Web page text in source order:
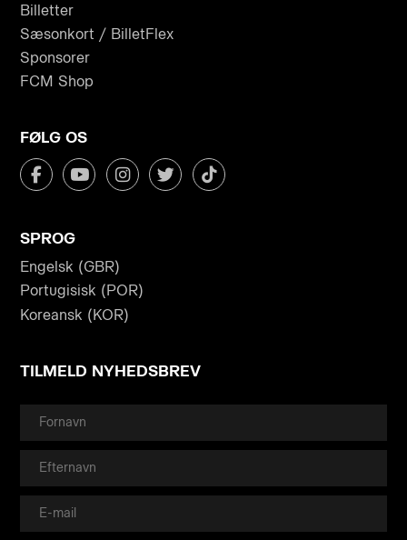
Billetter
Sæsonkort / BilletFlex
Sponsorer
FCM Shop
FØLG OS
SPROG
Engelsk (GBR)
Portugisisk (POR)
Koreansk (KOR)
TILMELD NYHEDSBREV